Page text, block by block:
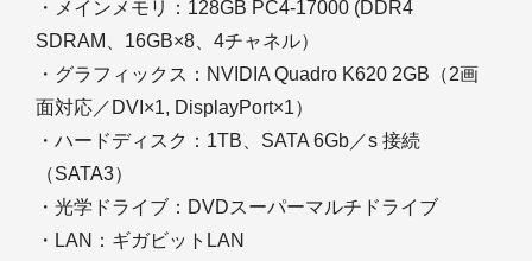
・メインメモリ：128GB PC4-17000 (DDR4
SDRAM、16GB×8、4チャネル）
・グラフィックス：NVIDIA Quadro K620 2GB（2画
面対応／DVI×1, DisplayPort×1）
・ハードディスク：1TB、SATA 6Gb／s 接続
（SATA3）
・光学ドライブ：DVDスーパーマルチドライブ
・LAN：ギガビットLAN